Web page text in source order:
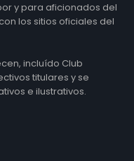
y para aficionados del
los sitios oficiales del
incluído Club
titulares y se
e ilustrativos.